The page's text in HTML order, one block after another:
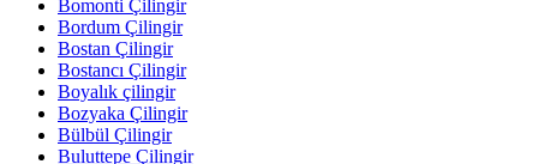
Bomonti Çilingir
Bordum Çilingir
Bostan Çilingir
Bostancı Çilingir
Boyalık çilingir
Bozyaka Çilingir
Bülbül Çilingir
Buluttepe Çilingir